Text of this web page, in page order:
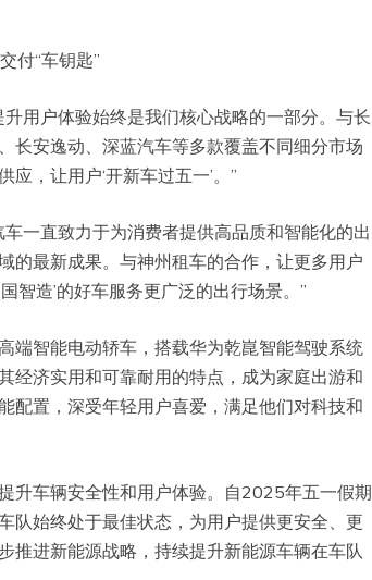
付“车钥匙”
用户体验始终是我们核心战略的一部分。与长
长安逸动、深蓝汽车等多款覆盖不同细分市场
，让用户‘开新车过五一’。”
一直致力于为消费者提供高品质和智能化的出
的最新成果。与神州租车的合作，让更多用户
智造’的好车服务更广泛的出行场景。”
端智能电动轿车，搭载华为乾崑智能驾驶系统
经济实用和可靠耐用的特点，成为家庭出游和
配置，深受年轻用户喜爱，满足他们对科技和
升车辆安全性和用户体验。自2025年五一假期
队始终处于最佳状态，为用户提供更安全、更
推进新能源战略，持续提升新能源车辆在车队